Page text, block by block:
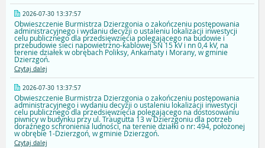
2026-07-30 13:37:57
Obwieszczenie Burmistrza Dzierzgonia o zakończeniu postępowania
administracyjnego i wydaniu decyzji o ustaleniu lokalizacji inwestycji
celu publicznego dla przedsięwzięcia polegającego na budowie i
przebudowie sieci napowietrzno-kablowej SN 15 kV i nn 0,4 kV, na
terenie działek w obrębach Poliksy, Ankamaty i Morany, w gminie
Dzierzgoń.
Czytaj dalej
2026-07-30 13:37:57
Obwieszczenie Burmistrza Dzierzgonia o zakończeniu postępowania
administracyjnego i wydaniu decyzji o ustaleniu lokalizacji inwestycji
celu publicznego dla przedsięwzięcia polegającego na dostosowaniu
piwnicy w budynku przy ul. Traugutta 13 w Dzierzgoniu dla potrzeb
doraźnego schronienia ludności, na terenie działki o nr: 494, położonej
w obrębie 1-Dzierzgoń, w gminie Dzierzgoń.
Czytaj dalej